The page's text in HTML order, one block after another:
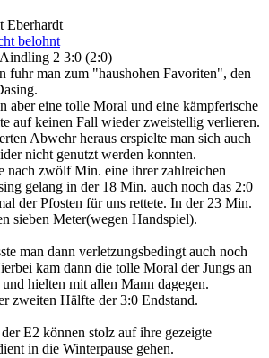
Eberhardt
belohnt
2 3:0 (2:0)
fuhr man zum "haushohen Favoriten", den
aber eine tolle Moral und eine kämpferische
auf keinen Fall wieder zweistellig verlieren.
Abwehr heraus erspielte man sich auch
nicht genutzt werden konnten.
nach zwölf Min. eine ihrer zahlreichen
gelang in der 18 Min. auch noch das 2:0
der Pfosten für uns rettete. In der 23 Min.
sieben Meter(wegen Handspiel).
man dann verletzungsbedingt auch noch
kam dann die tolle Moral der Jungs an
hielten mit allen Mann dagegen.
zweiten Hälfte der 3:0 Endstand.
E2 können stolz auf ihre gezeigte
in die Winterpause gehen.